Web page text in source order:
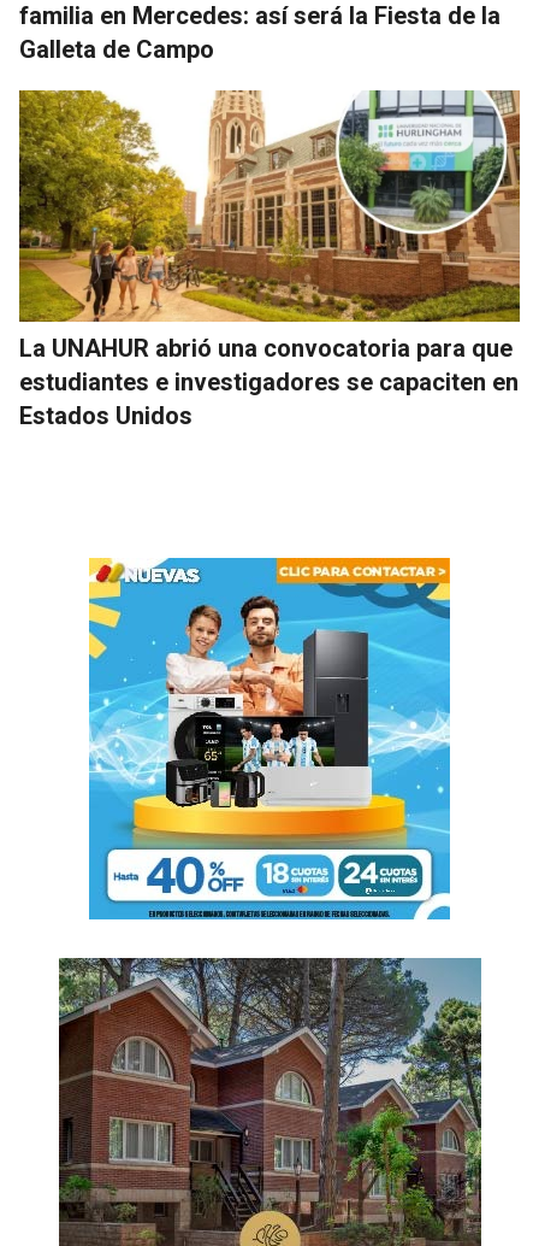
familia en Mercedes: así será la Fiesta de la
Galleta de Campo
La UNAHUR abrió una convocatoria para que
estudiantes e investigadores se capaciten en
Estados Unidos